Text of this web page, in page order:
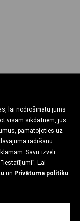
lai nodrošinātu jums
visām sīkdatnēm, jūs
pamatojoties uz
rādīšanu
Savu izvēli
Lai
un Privātuma politiku.